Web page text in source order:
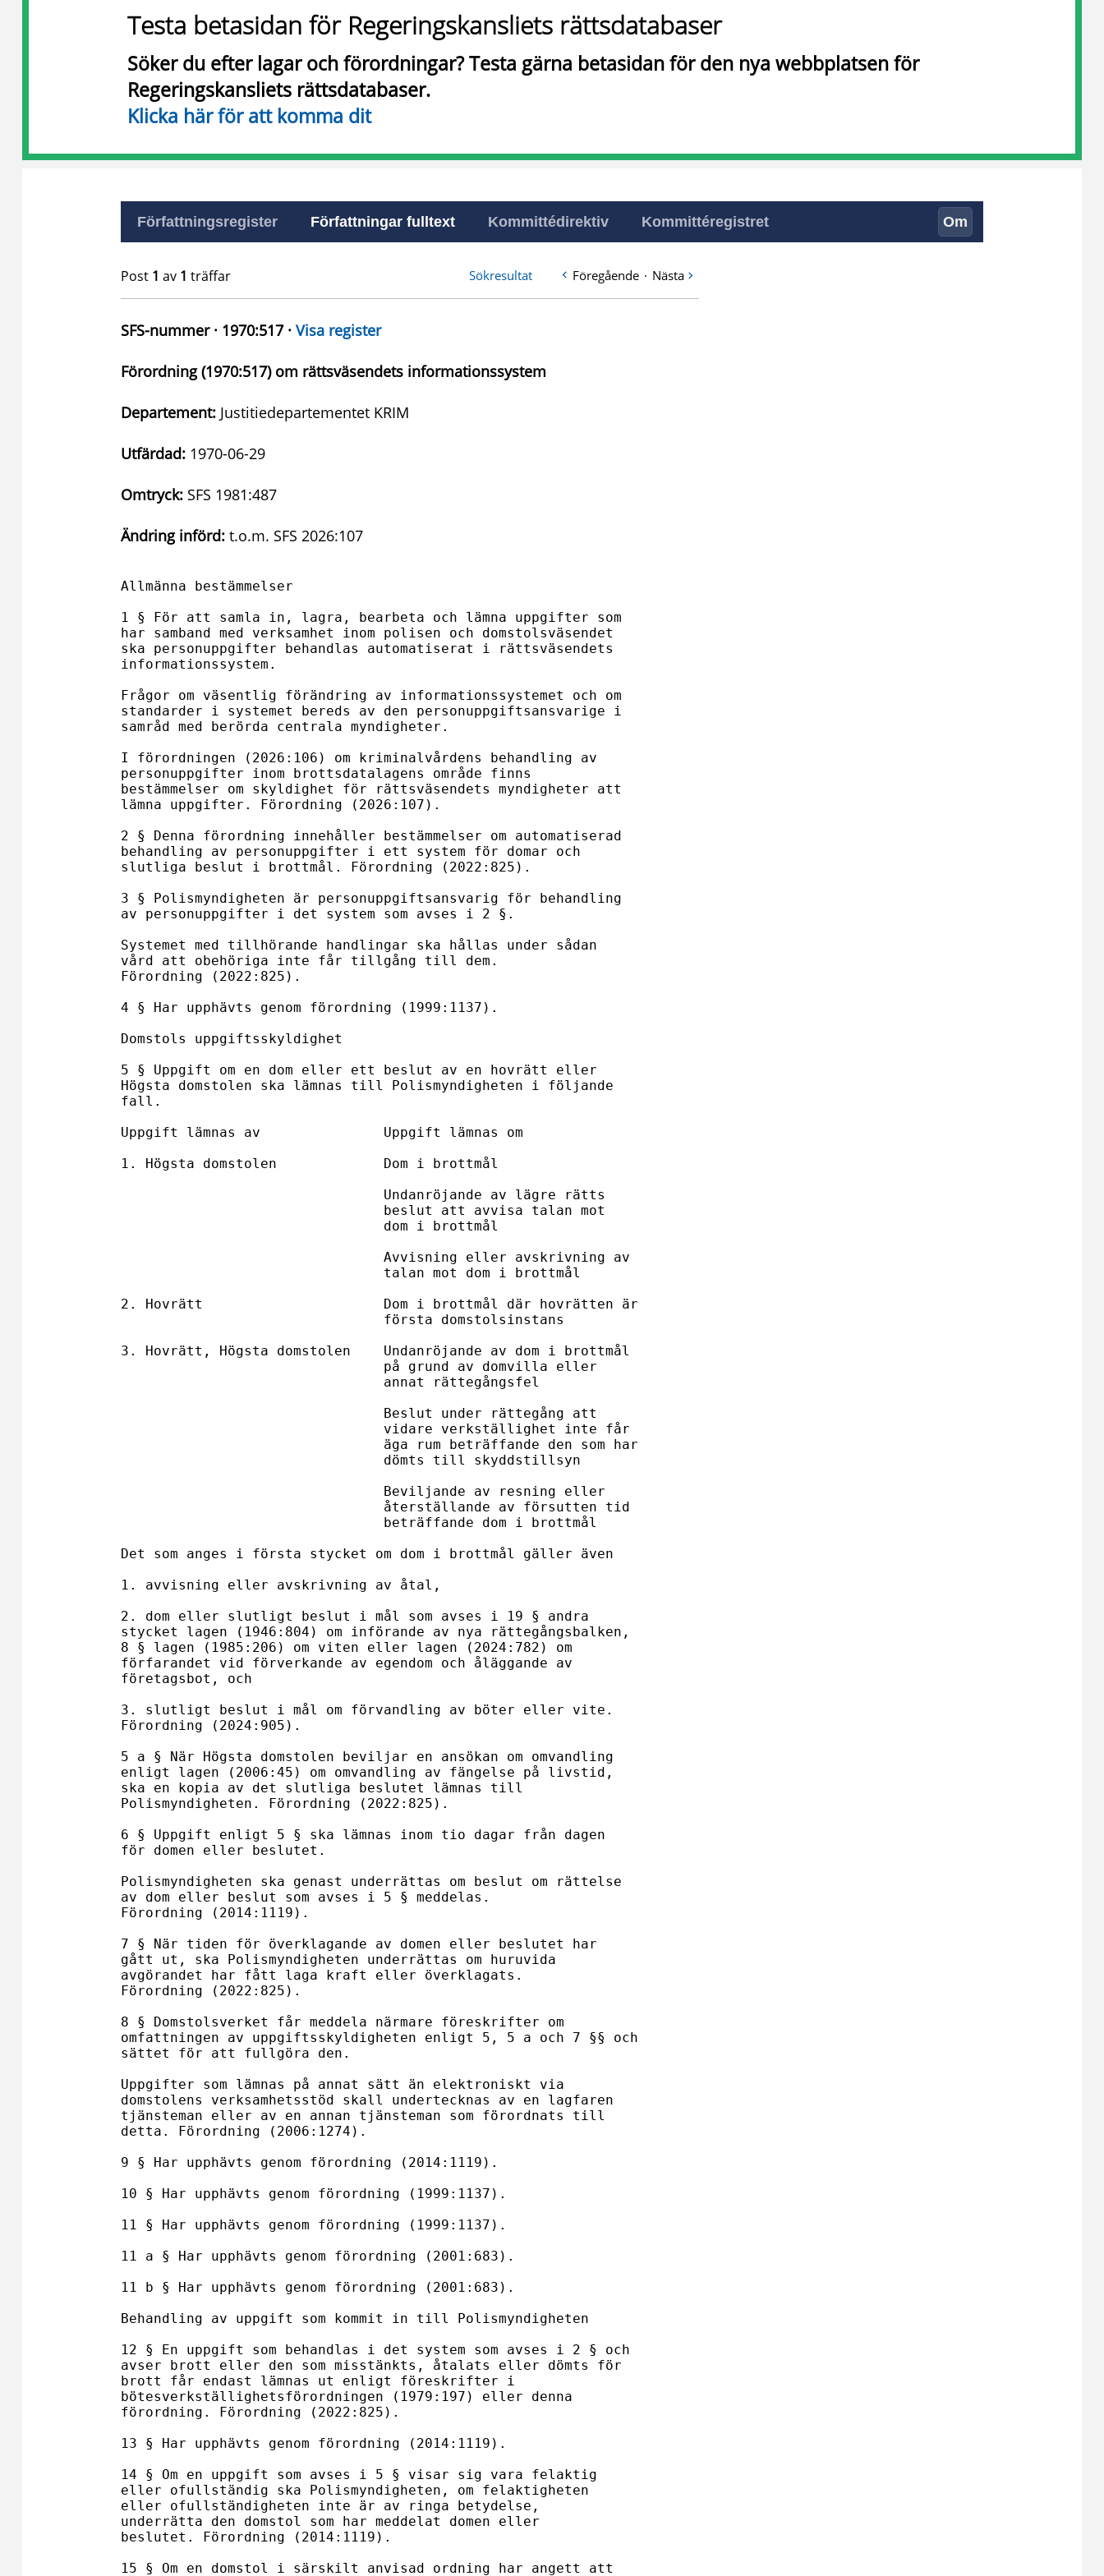
Testa betasidan för Regeringskansliets rättsdatabaser
Söker du efter lagar och förordningar? Testa gärna betasidan för den nya webbplatsen för
Regeringskansliets rättsdatabaser.
Klicka här för att komma dit
Författningsregister Författningar fulltext Kommittédirektiv Kommittéregistret Om
Post 1 av 1 träffar Sökresultat Föregående · Nästa
SFS-nummer · 1970:517 · Visa register
Förordning (1970:517) om rättsväsendets informationssystem
Departement: Justitiedepartementet KRIM
Utfärdad: 1970-06-29
Omtryck: SFS 1981:487
Ändring införd: t.o.m. SFS 2026:107
Allmänna bestämmelser
1 § För att samla in, lagra, bearbeta och lämna uppgifter som
har samband med verksamhet inom polisen och domstolsväsendet
ska personuppgifter behandlas automatiserat i rättsväsendets
informationssystem.
Frågor om väsentlig förändring av informationssystemet och om
standarder i systemet bereds av den personuppgiftsansvarige i
samråd med berörda centrala myndigheter.
I förordningen (2026:106) om kriminalvårdens behandling av
personuppgifter inom brottsdatalagens område finns
bestämmelser om skyldighet för rättsväsendets myndigheter att
lämna uppgifter. Förordning (2026:107).
2 § Denna förordning innehåller bestämmelser om automatiserad
behandling av personuppgifter i ett system för domar och
slutliga beslut i brottmål. Förordning (2022:825).
3 § Polismyndigheten är personuppgiftsansvarig för behandling
av personuppgifter i det system som avses i 2 §.
Systemet med tillhörande handlingar ska hållas under sådan
vård att obehöriga inte får tillgång till dem.
Förordning (2022:825).
4 § Har upphävts genom förordning (1999:1137).
Domstols uppgiftsskyldighet
5 § Uppgift om en dom eller ett beslut av en hovrätt eller
Högsta domstolen ska lämnas till Polismyndigheten i följande
fall.
Uppgift lämnas av	        Uppgift lämnas om
1. Högsta domstolen	        Dom i brottmål
2. Hovrätt	                Dom i brottmål där hovrätten är
3. Hovrätt, Högsta domstolen	Undanröjande av dom i brottmål
Det som anges i första stycket om dom i brottmål gäller även
1. avvisning eller avskrivning av åtal,
2. dom eller slutligt beslut i mål som avses i 19 § andra
stycket lagen (1946:804) om införande av nya rättegångsbalken,
8 § lagen (1985:206) om viten eller lagen (2024:782) om
förfarandet vid förverkande av egendom och åläggande av
företagsbot, och
3. slutligt beslut i mål om förvandling av böter eller vite.
Förordning (2024:905).
5 a § När Högsta domstolen beviljar en ansökan om omvandling
enligt lagen (2006:45) om omvandling av fängelse på livstid,
ska en kopia av det slutliga beslutet lämnas till
Polismyndigheten. Förordning (2022:825).
6 § Uppgift enligt 5 § ska lämnas inom tio dagar från dagen
för domen eller beslutet.
Polismyndigheten ska genast underrättas om beslut om rättelse
av dom eller beslut som avses i 5 § meddelas.
Förordning (2014:1119).
7 § När tiden för överklagande av domen eller beslutet har
gått ut, ska Polismyndigheten underrättas om huruvida
avgörandet har fått laga kraft eller överklagats.
Förordning (2022:825).
8 § Domstolsverket får meddela närmare föreskrifter om
omfattningen av uppgiftsskyldigheten enligt 5, 5 a och 7 §§ och
sättet för att fullgöra den.
Uppgifter som lämnas på annat sätt än elektroniskt via
domstolens verksamhetsstöd skall undertecknas av en lagfaren
tjänsteman eller av en annan tjänsteman som förordnats till
detta. Förordning (2006:1274).
9 § Har upphävts genom förordning (2014:1119).
10 § Har upphävts genom förordning (1999:1137).
11 § Har upphävts genom förordning (1999:1137).
11 a § Har upphävts genom förordning (2001:683).
11 b § Har upphävts genom förordning (2001:683).
Behandling av uppgift som kommit in till Polismyndigheten
12 § En uppgift som behandlas i det system som avses i 2 § och
avser brott eller den som misstänkts, åtalats eller dömts för
brott får endast lämnas ut enligt föreskrifter i
bötesverkställighetsförordningen (1979:197) eller denna
förordning. Förordning (2022:825).
13 § Har upphävts genom förordning (2014:1119).
14 § Om en uppgift som avses i 5 § visar sig vara felaktig
eller ofullständig ska Polismyndigheten, om felaktigheten
eller ofullständigheten inte är av ringa betydelse,
underrätta den domstol som har meddelat domen eller
beslutet. Förordning (2014:1119).
15 § Om en domstol i särskilt anvisad ordning har angett att